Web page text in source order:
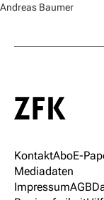
Andreas Baumer
KontaktAboE-
Mediadaten
ImpressumAGB